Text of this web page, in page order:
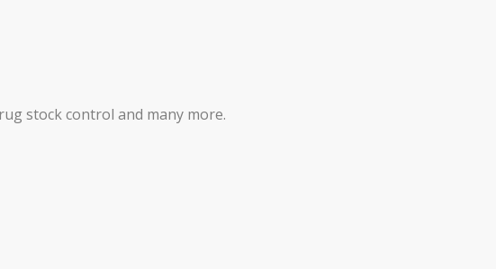
stock control and many more.